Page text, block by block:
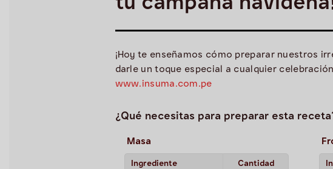
tu campaña
¡Hoy te enseñamos cómo preparar nuestros
darle un toque especial a cualquier
www.insuma.com.pe
¿Qué necesitas para preparar esta
Masa
Ingrediente Cantidad